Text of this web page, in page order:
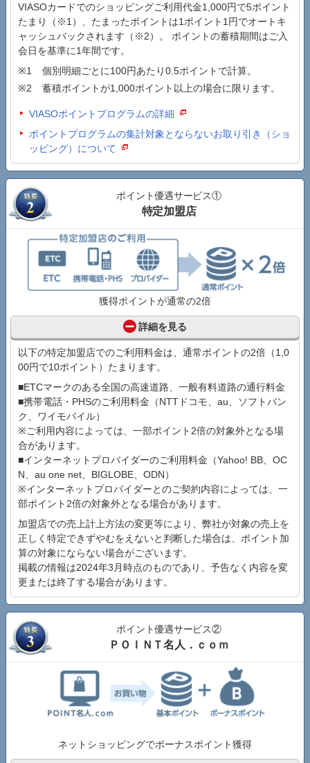
VIASOカードでのショッピングご利用代金1,000円で5ポイント
たまり（※1）、たまったポイントは1ポイント1円でオートキ
ャッシュバックされます（※2）。 ポイントの蓄積期間はご入
会日を基準に1年間です。
個別明細ごとに100円あたり0.5ポイントで計算。
蓄積ポイントが1,000ポイント以上の場合に限ります。
VIASOポイントプログラムの詳細
ポイントプログラムの集計対象とならないお取り引き（ショ
ッピング）について
ポイント優遇サービス①
特定加盟店
獲得ポイントが通常の2倍
詳細を見る
以下の特定加盟店でのご利用料金は、通常ポイントの2倍（1,0
00円で10ポイント）たまります。
■ETCマークのある全国の高速道路、一般有料道路の通行料金
■携帯電話・PHSのご利用料金（NTTドコモ、au、ソフトバン
ク、ワイモバイル）
※ご利用内容によっては、一部ポイント2倍の対象外となる場
合があります。
■インターネットプロバイダーのご利用料金（Yahoo! BB、OC
N、au one net、BIGLOBE、ODN）
※インターネットプロバイダーとのご契約内容によっては、一
部ポイント2倍の対象外となる場合があります。
加盟店での売上計上方法の変更等により、弊社が対象の売上を
正しく特定できずやむをえないと判断した場合は、ポイント加
算の対象にならない場合がございます。
掲載の情報は2024年3月時点のものであり、予告なく内容を変
更または終了する場合があります。
ポイント優遇サービス②
ＰＯＩＮＴ名人．ｃｏｍ
ネットショッピングでボーナスポイント獲得